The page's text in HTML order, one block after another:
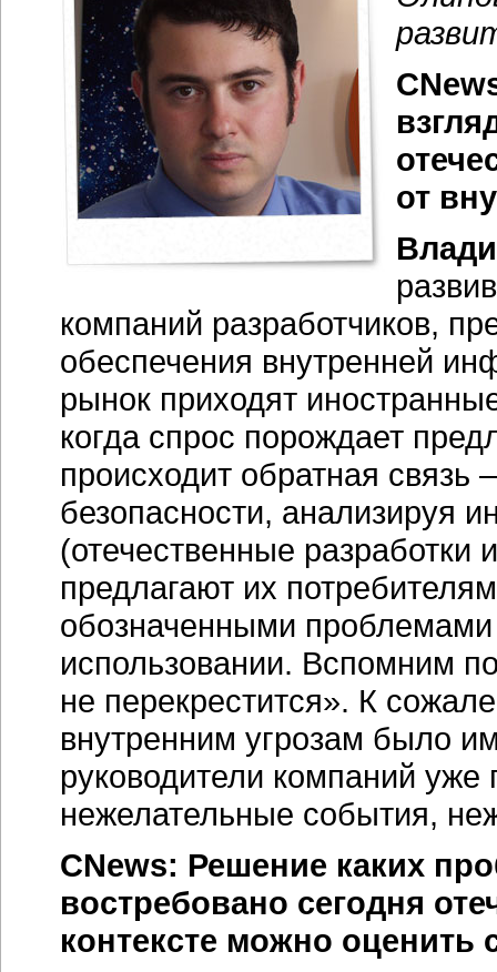
от
компаний разработчиков,
обеспечения внутренней
рынок приходят
когда спрос порождает
происходит обратная
безопасности, анализируя
(отечественные
предлагают их
обозначенными
использовании. Вспомним
не перекрестится». К
внутренним угрозам было
руководители компаний
нежелательные события,
CNews: Решение каких
востребовано сегодня
контексте можно оценить